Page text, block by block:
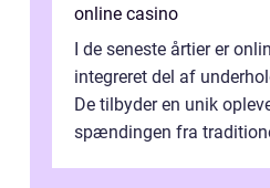
online casino
I de seneste årtier er
integreret del af
De tilbyder en unik
spændingen fra